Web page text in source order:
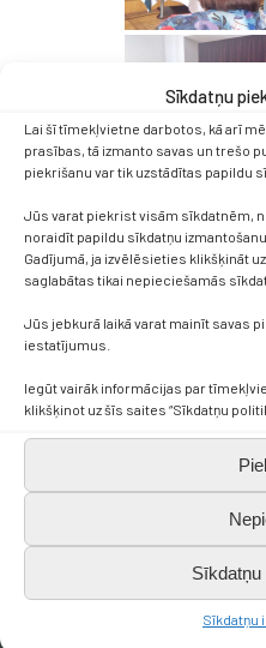
Sīkdatņu
Lai šī tīmekļvietne darbotos, kā arī
prasības, tā izmanto savas un trešo
piekrišanu var tik uzstādītas papildu
Jūs varat piekrist visām sīkdatnēm,
noraidīt papildu sīkdatņu
Gadījumā, ja izvēlēsieties klikšķināt
saglabātas tikai nepieciešamās
Jūs jebkurā laikā varat mainīt savas
iestatījumus.
Iegūt vairāk informācijas par
klikšķinot uz šīs saites “Sīkdatņu
Sīkdatņu